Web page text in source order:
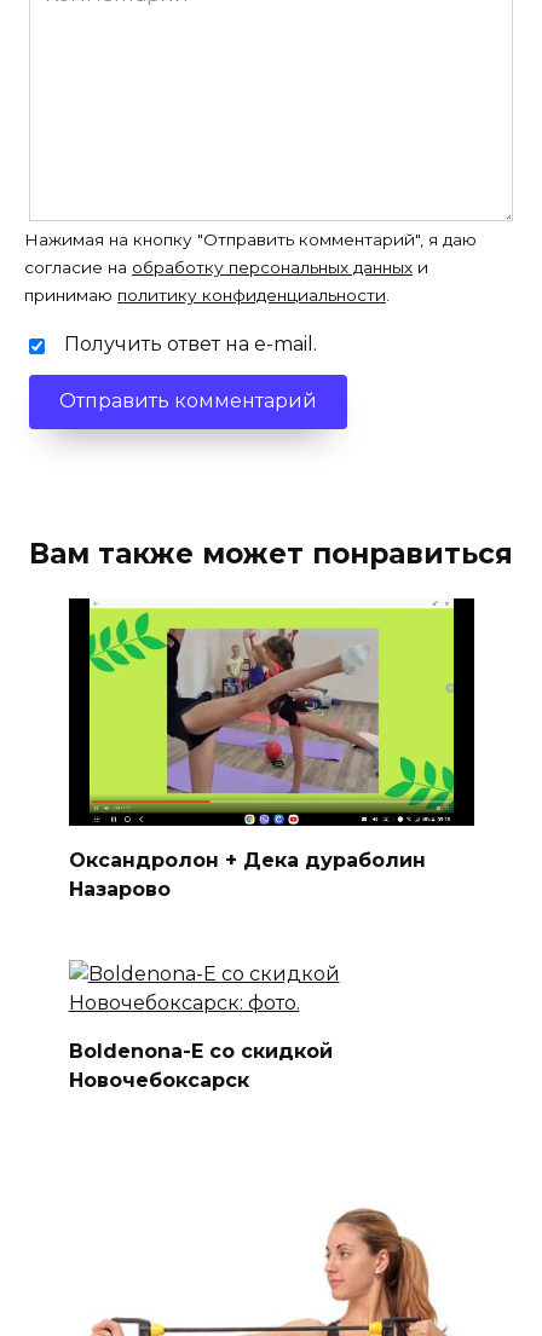
Нажимая на кнопку "Отправить комментарий", я даю
согласие на обработку персональных данных и
принимаю политику конфиденциальности
Получить ответ на e-mail.
Вам также может понравиться
Оксандролон + Дека дураболин
Назарово
Boldenona-E со скидкой
Новочебоксарск